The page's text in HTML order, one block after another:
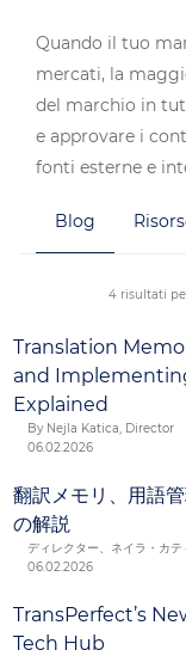
Quando il tuo
mercati, la
del marchio in
e approvare i
fonti esterne e
del marchio. La
manager che
del marchio nel
Blog
4 risultati
Translation
and
Explained
By Nejla Katica, Director
06.02.2026
翻訳メモリ、用語
の解説
ディレクター、ネイラ・カテ
06.02.2026
TransPerfect’s
Tech Hub